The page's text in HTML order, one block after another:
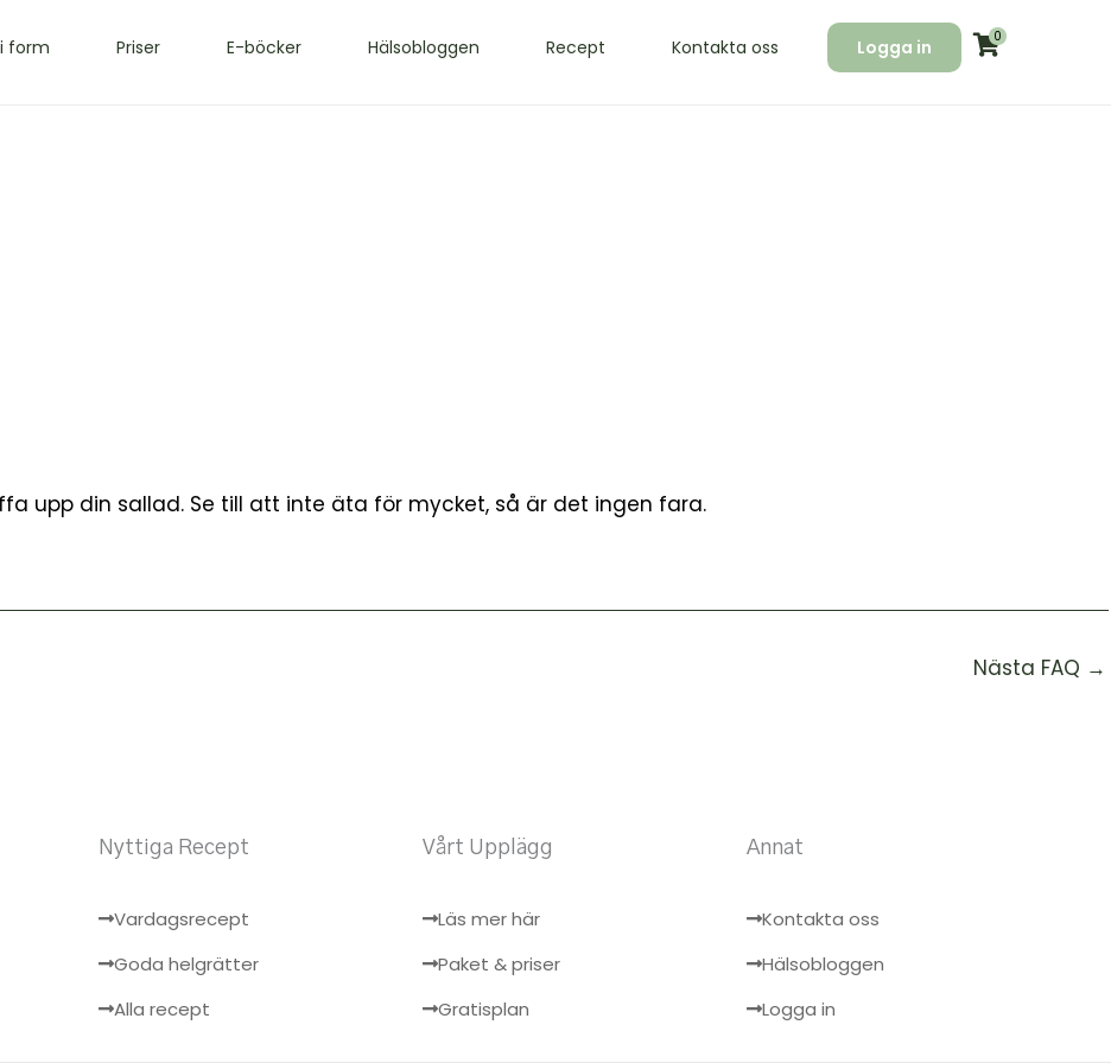
form Priser E-böcker Hälsobloggen Recept Kontakta oss Logga in 0
upp din sallad. Se till att inte äta för mycket, så är det ingen fara.
Nästa FAQ →
Nyttiga Recept
Vardagsrecept
Goda helgrätter
Alla recept
Vårt Upplägg
Läs mer här
Paket & priser
Gratisplan
Annat
Kontakta oss
Hälsobloggen
Logga in